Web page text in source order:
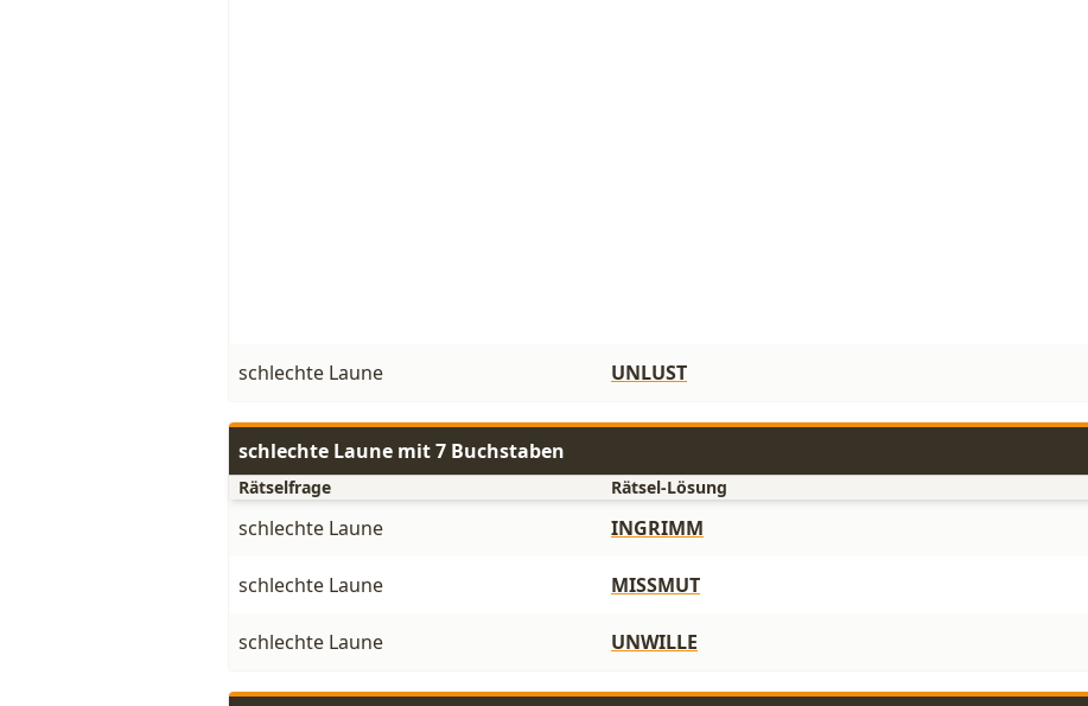
schlechte Laune UNLUST
schlechte Laune mit 7 Buchstaben
Rätselfrage Rätsel-Lösung
schlechte Laune INGRIMM
schlechte Laune MISSMUT
schlechte Laune UNWILLE